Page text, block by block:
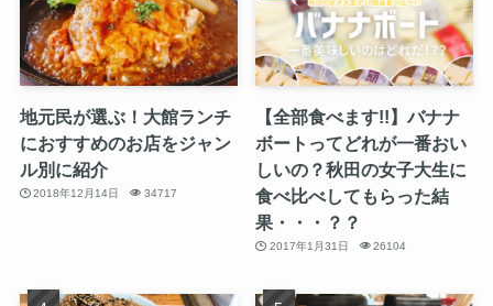
地元民が選ぶ！大館ランチ
におすすめのお店をジャン
ル別に紹介
2018年12月14日 34717
【全部食べます!!】バナナ
ボートってどれが一番おい
しいの？秋田の女子大生に
食べ比べしてもらった結
果・・・？？
2017年1月31日 26104